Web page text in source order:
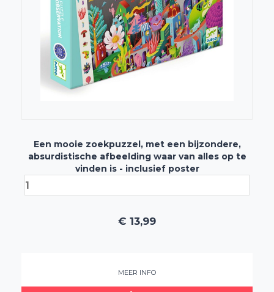
Een mooie zoekpuzzel, met een bijzondere,
absurdistische afbeelding waar van alles op te
vinden is - inclusief poster
€ 13,99
MEER INFO